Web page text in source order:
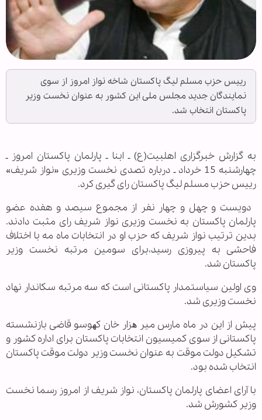
رییس حزب مسلم لیگ پاكستان شاخه نواز امروز از سوی
نمایندگان جدید مجلس ملی این كشور به عنوان نخست وزیر
پاكستان انتخاب شد.
به گزارش خبرگزاری اهل‏بیت(ع) ـ ابنا ـ پارلمان پاکستان امروز ـ
چهارشنبه 15 خرداد ـ درباره تصدی نخست وزیری «نواز شریف»
رییس حزب مسلم لیگ پاكستان رای گیری کرد.
دویست و چهل و چهار نفر از مجموع سیصد و هفده عضو
پارلمان پاکستان به نخست وزیری نواز شریف رای مثبت دادند.
بدین ترتیب نواز شریف که حزب او در انتخابات ماه مه با اختلاف
فاحشی به پیروزی رسید،برای سومین مرتبه نخست وزیر
پاکستان شد.
وی اولین سیاستمدار پاکستانی است که سه مرتبه سکاندار نهاد
نخست وزیری شد.
پیش از این در ماه مارس میر ھزار خان كھوسو قاضی بازنشسته
پاكستانی از سوی كمیسیون انتخابات پاكستان برای اداره كشور و
تشكیل دولت موقت به عنوان نخست وزیر دولت موقت پاكستان
انتخاب شده بود.
با آرای اعضای پارلمان پاکستان، نواز شریف از امروز رسما نخست
وزیر کشورش شد.